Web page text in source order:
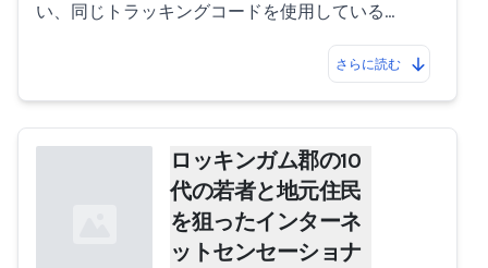
い、同じトラッキングコードを使用している…
さらに読む
ロッキンガム郡の10
代の若者と地元住民
を狙ったインターネ
ットセンセーショナ